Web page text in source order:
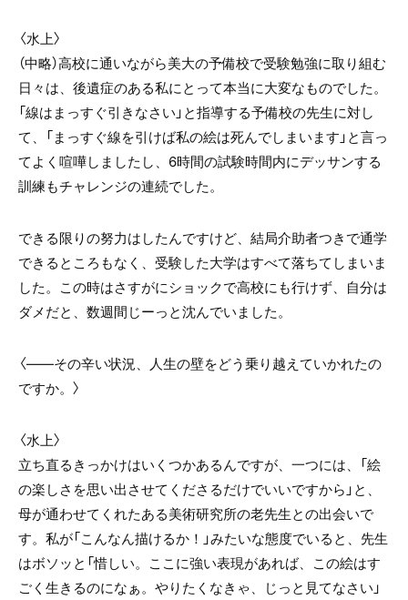
〈水上〉
（中略）高校に通いながら美大の予備校で受験勉強に取り組む
日々は、後遺症のある私にとって本当に大変なものでした。
「線はまっすぐ引きなさい」と指導する予備校の先生に対し
て、「まっすぐ線を引けば私の絵は死んでしまいます」と言っ
てよく喧嘩しましたし、 6時間の試験時間内にデッサンする
訓練もチャレンジの連続でした。
できる限りの努力はしたんですけど、結局介助者つきで通学
できるところもなく、受験した大学はすべて落ちてしまいま
した。この時はさすがにショックで高校にも行けず、自分は
ダメだと、数週間じーっと沈んでいました。
〈――その辛い状況、人生の壁をどう乗り越えていかれたの
ですか。〉
〈水上〉
立ち直るきっかけはいくつかあるんですが、一つには、「絵
の楽しさを思い出させてくださるだけでいいですから」と、
母が通わせてくれたある美術研究所の老先生との出会いで
す。私が「こんなん描けるか！」みたいな態度でいると、先生
はボソッと「惜しい。ここに強い表現があれば、この絵はす
ごく生きるのになぁ。やりたくなきゃ、じっと見てなさい」